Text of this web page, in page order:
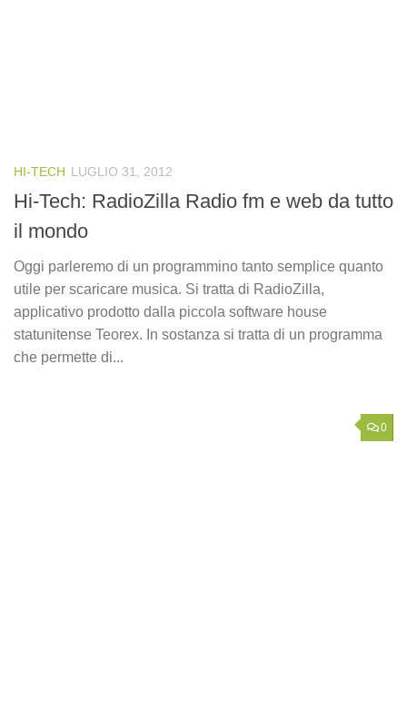
HI-TECH LUGLIO 31, 2012
Hi-Tech: RadioZilla Radio fm e web da tutto
il mondo
Oggi parleremo di un programmino tanto semplice quanto
utile per scaricare musica. Si tratta di RadioZilla,
applicativo prodotto dalla piccola software house
statunitense Teorex. In sostanza si tratta di un programma
che permette di...
0